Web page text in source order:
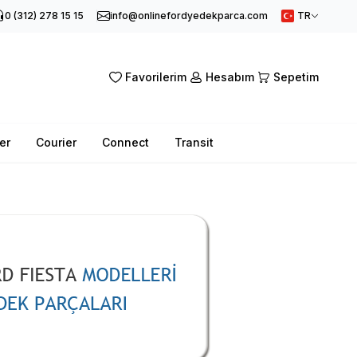
0 (312) 278 15 15 info@onlinefordyedekparca.com TR
Favorilerim Hesabım Sepetim
Courier Connect Transit